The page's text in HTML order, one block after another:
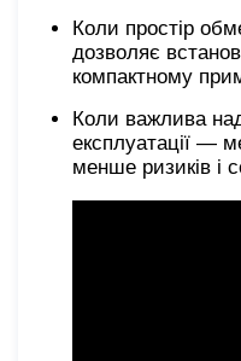
Коли простір
дозволяє
компактному
Коли важлива
експлуатації —
менше ризиків і